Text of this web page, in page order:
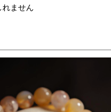
ません